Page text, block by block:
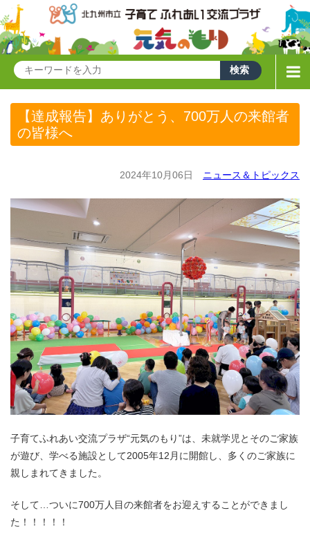
【達成報告】ありがとう、700万人の来館者
の皆様へ
2024年10月06日 ニュース＆トピックス
子育てふれあい交流プラザ“元気のもり”は、未就学児とそのご家族
が遊び、学べる施設として2005年12月に開館し、多くのご家族に
親しまれてきました。
そして…ついに700万人目の来館者をお迎えすることができまし
た！！！！！